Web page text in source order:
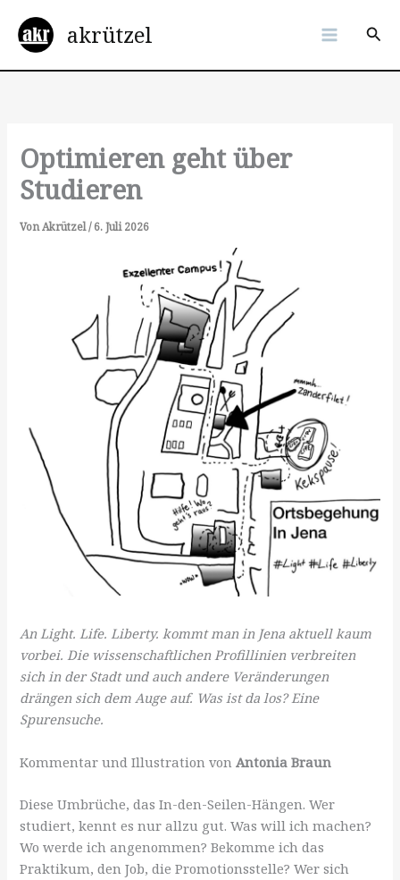
Inhalt
springen
akrützel
Optimieren geht über
Studieren
VonAkrützel/6. Juli 2026
An Light. Life. Liberty. kommt man in Jena aktuell kaum
vorbei. Die wissenschaftlichen Profillinien verbreiten
sich in der Stadt und auch andere Veränderungen
drängen sich dem Auge auf. Was ist da los? Eine
Spurensuche.
Kommentar und Illustration vonAntonia Braun
Diese Umbrüche, das In-den-Seilen-Hängen. Wer
studiert, kennt es nur allzu gut. Was will ich machen?
Wo werde ich angenommen? Bekomme ich das
Praktikum, den Job, die Promotionsstelle? Wer sich